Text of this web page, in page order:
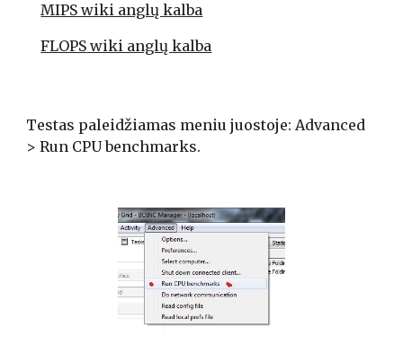
MIPS wiki anglų kalba
FLOPS wiki anglų kalba
Testas paleidžiamas meniu juostoje: Advanced
> Run CPU benchmarks.